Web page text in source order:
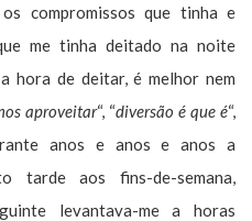
compromissos que tinha e
me tinha deitado na noite
hora de deitar, é melhor nem
aproveitar“, “diversão é que é“,
anos e anos e anos a
tarde aos fins-de-semana,
levantava-me a horas